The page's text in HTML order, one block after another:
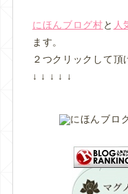
にほんブログ村と 人
ます。
２つクリックして
↓ ↓ ↓ ↓ ↓